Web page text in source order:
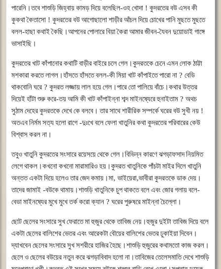
পারেনি।তবেশাশুড়িজিহ্বায়কামড়দিয়েবলেছিল-ওহখোদা ! কুদরতেরবউএসবকী
কুকথাকৈতাসো ! কুদরতেরবউআগোছালোশাড়ীরআঁচলদিয়েচোখেরপানিমুছতেমুছতে
বলল-হাছাকথাইকৈছি।আপনেরপোলারেবিয়াকৈরাআমারজীবন-যৈবনদুয়োডাইগাঙ্গে
ভাসাইছি।
কুদরতেরখাটকাঁপানোরকথাটিবাড়ীরবাইরেচলেগেল।কুদরতকেচেনেএমনলোকঠাট্টা
মশকারাকরতেলাগল।হাঁসতেহাঁসতেবলল-কীমিয়াখাটকাঁপাইতেপারোনা ? বেডি
থাকবোনিঘরে ? কুদরতলজ্জায়লালহয়েগেল।পারেতোপালিয়েবাঁচে।কথারউত্তর
দিয়েইহাঁটাশুরুকরে-তয়আমিকীখাটকাঁপাইন্নাশব্দমাইনষ্যেরেহুনাইতাম ? অথচ
সুঠামদেহেরকুদরতকেদেখেকেবলবে। তারসাথেশারীরিকসম্পর্কেঘরেরবউসুখীনয় !
অতএবনির্মমসত্যহলোরাগে -দুঃখেবলেফেলাখাতুনিরকথাকুদরতেরপরিবারেরকেউ
বিশ্বাসকরলনা।
তবুওখাতুনিকুদরতেরসংসারেরয়েসয়েথেকেগেল।বিভিন্নকারণেঝগড়াফসাদনিয়মিত
লেগেথাকল।কখনোকখনোমারামারিওহয়।কুদরতখাতুনিকেপাঁচটামাইরদিলেখাতুনি
অন্ততএকটাদিয়েহলেওতারজেদকমায়।মা, ভাইয়েরা,ভাবীরাকুদরতকেডাকদেয়।
তাদেরজামাই -বউকেথামায়।শাশুড়িখাতুনিকেচুপথাকতেবলেএবং জোরগলায়বলে-
বেডামাইনষ্যেরমুখেমুখেতর্ককরোক্যান ? ঘরেরপুরুষরেমাইন্নাচৈল্লো।
ছোটছেলেরসংসারেসুখফেরাতেমাহুজুরথেকেতাবিজনেয়।হুজুরদুইটাতাবিজদিয়েবলে
একটাছেলেরবালিশেরভেতরএবং আরেকটাবৌয়েরবালিশেরভেতরঢুকাইয়াদিবেন।
দ্যাখবেনছেলেরসংসারেসুখসশরীরেহাজিরহৈছে।শাশুড়িহুজুরেরকথামতোকাজকরল।
ছেলেওছেলেরবউয়েরনতুনকরেঝগড়াবিবাদহলোনা।তাবিজেরতেলেসমাতিদেখেশাশুড়ি